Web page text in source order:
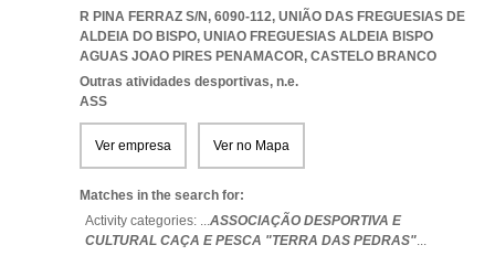
R PINA FERRAZ S/N, 6090-112, UNIÃO DAS FREGUESIAS DE
ALDEIA DO BISPO, UNIAO FREGUESIAS ALDEIA BISPO
AGUAS JOAO PIRES PENAMACOR, CASTELO BRANCO
Outras atividades desportivas, n.e.
ASS
Ver empresa Ver no Mapa
Matches in the search for:
Activity categories: ...ASSOCIAÇÃO DESPORTIVA E
CULTURAL CAÇA E PESCA "TERRA DAS PEDRAS"...